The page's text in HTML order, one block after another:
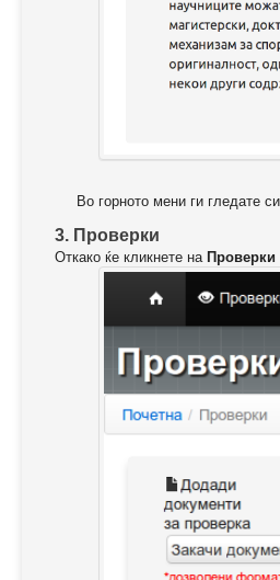
Во горното мени ги гледате
3. Проверки
Откако ќе кликнете на Проверки